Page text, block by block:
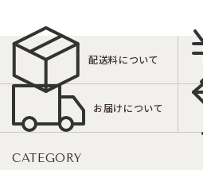
配送料について
お届けについて
CATEGORY